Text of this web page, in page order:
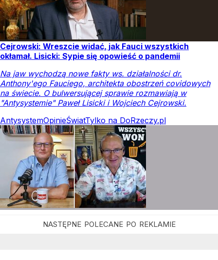
Cejrowski: Wreszcie widać, jak Fauci wszystkich
okłamał. Lisicki: Sypie się opowieść o pandemii
Na jaw wychodzą nowe fakty ws. działalności dr.
Anthony'ego Fauciego, architekta obostrzeń covidowych
na świecie. O bulwersującej sprawie rozmawiają w
"Antysystemie" Paweł Lisicki i Wojciech Cejrowski.
AntysystemOpinieŚwiatTylko na DoRzeczy.pl